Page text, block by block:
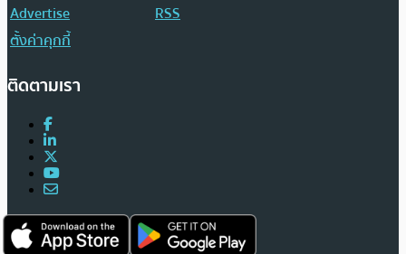
Advertise
RSS
ตั้งค่าคุกกี้
ติดตามเรา